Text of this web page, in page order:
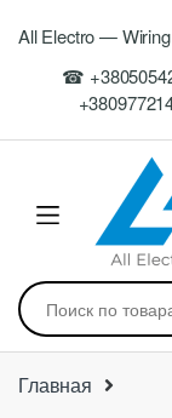
navigation
All Electro —
☎
Искать:
Главная